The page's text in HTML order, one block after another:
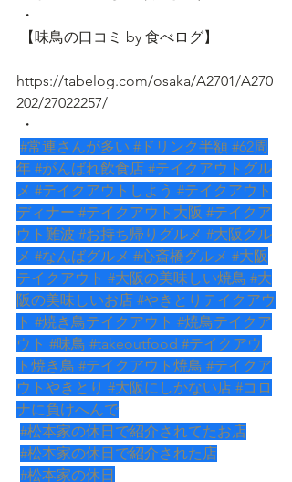
・
【味鳥の口コミ by 食べログ】
https://tabelog.com/osaka/A2701/A270
202/27022257/
・
#常連さんが多い #ドリンク半額 #62周
年 #がんばれ飲食店 #テイクアウトグル
メ #テイクアウトしよう #テイクアウト
ディナー #テイクアウト大阪 #テイクア
ウト難波 #お持ち帰りグルメ #大阪グル
メ #なんばグルメ #心斎橋グルメ #大阪
テイクアウト #大阪の美味しい焼鳥 #大
阪の美味しいお店 #やきとりテイクアウ
ト #焼き鳥テイクアウト #焼鳥テイクア
ウト #味鳥 #takeoutfood #テイクアウ
ト焼き鳥 #テイクアウト焼鳥 #テイクア
ウトやきとり #大阪にしかない店 #コロ
ナに負けへんで
#松本家の休日で紹介されてたお店
#松本家の休日で紹介された店
#松本家の休日